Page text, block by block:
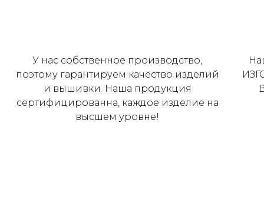
У нас собственное производство,
поэтому гарантируем качество изделий
и вышивки. Наша продукция
сертифицированна, каждое изделие на
высшем уровне!